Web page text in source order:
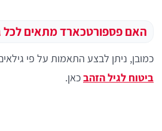
האם פספורטכארד מתאים לכל
כמובן, ניתן לבצע התאמות על פי
ביטוח לגיל הזהבכאן.